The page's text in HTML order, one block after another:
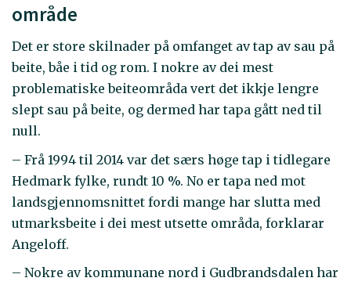
område
Det er store skilnader på omfanget av tap av sau på
beite, båe i tid og rom. I nokre av dei mest
problematiske beiteområda vert det ikkje lengre
slept sau på beite, og dermed har tapa gått ned til
null.
– Frå 1994 til 2014 var det særs høge tap i tidlegare
Hedmark fylke, rundt 10 %. No er tapa ned mot
landsgjennomsnittet fordi mange har slutta med
utmarksbeite i dei mest utsette områda, forklarar
Angeloff.
– Nokre av kommunane nord i Gudbrandsdalen har